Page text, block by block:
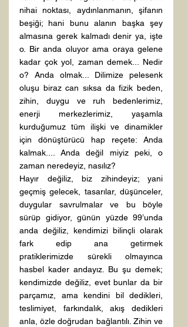
nihai noktası, aydınlanmanın, şifanın
beşiği; hani bunu alanın başka şey
almasına gerek kalmadı denir ya, işte
o. Bir anda oluyor ama oraya gelene
kadar çok yol, zaman demek... Nedir
o? Anda olmak... Dilimize pelesenk
oluşu biraz can sıksa da fizik beden,
zihin, duygu ve ruh bedenlerimiz,
enerji merkezlerimiz, yaşamla
kurduğumuz tüm ilişki ve dinamikler
için dönüştürücü hap reçete: Anda
kalmak.... Anda değil miyiz peki, o
zaman neredeyiz, nasılız?
Hayır değiliz, biz zihindeyiz; yani
geçmiş gelecek, tasarılar, düşünceler,
duygular savrulmalar ve bu böyle
sürüp gidiyor, günün yüzde 99’unda
anda değiliz, kendimizi bilinçli olarak
fark edip ana getirmek
pratiklerimizde sürekli olmayınca
hasbel kader andayız. Bu şu demek;
kendimizde değiliz, evet bunlar da bir
parçamız, ama kendini bil dedikleri,
teslimiyet, farkındalık, akış dedikleri
anla, özle doğrudan bağlantılı. Zihin ve